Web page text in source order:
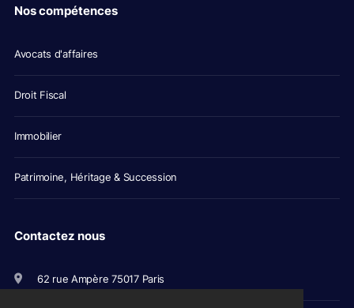
Nos compétences
Avocats d'affaires
Droit Fiscal
Immobilier
Patrimoine, Héritage & Succession
Contactez nous
62 rue Ampère 75017 Paris